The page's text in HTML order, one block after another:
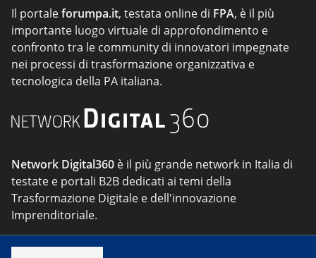
Il portaleforumpa.it, testata online di FPA, è il più
importante luogo virtuale di approfondimento e
confronto tra le community di innovatori impegnate
nei processi di trasformazione organizzativa e
tecnologica della PA italiana.
Network Digital360 è il più grande network in Italia di
testate e portali B2B dedicati ai temi della
Trasformazione Digitale e dell'innovazione
Imprenditoriale.